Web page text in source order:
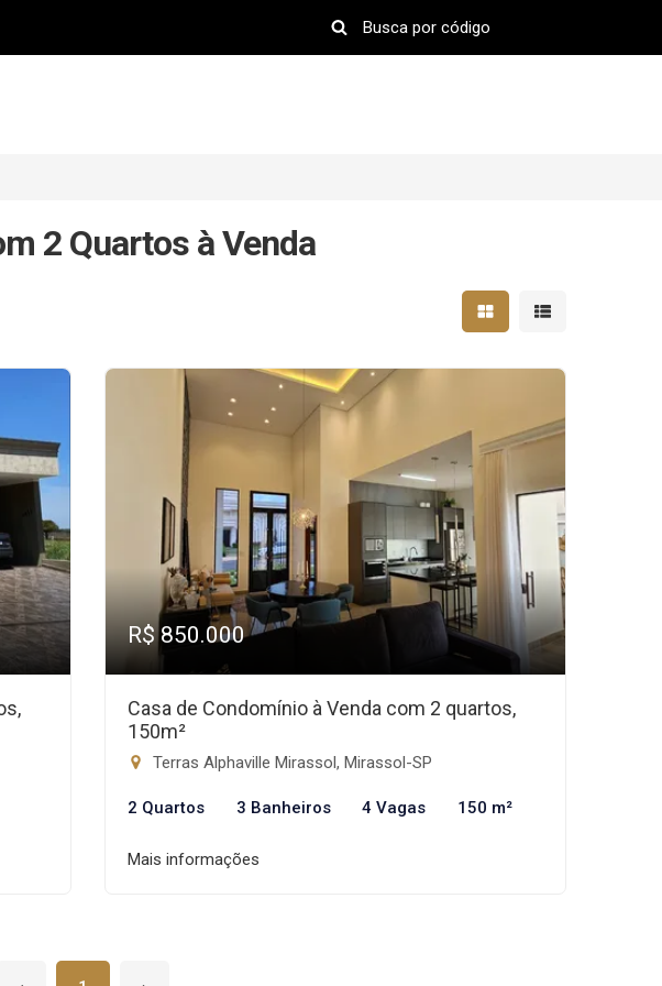
2 Quartos à Venda
Mostrar resultados em
Mostrar
R$ 850.000
Casa de Condomínio à Venda com 2 quartos,
150m²
Terras Alphaville Mirassol, Mirassol-SP
2 Quartos 3 Banheiros 4 Vagas 150 m²
Mais informações